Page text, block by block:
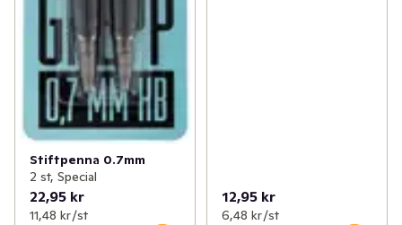
Stiftpenna 0.7mm
2 st, Special
22,95 kr
11,48 kr /st
12,95 kr
6,48 kr /st